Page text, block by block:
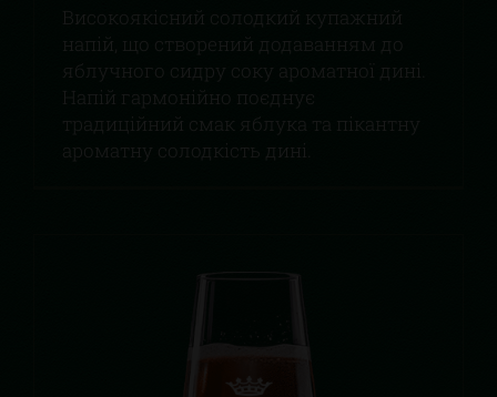
Високоякісний солодкий купажний
напій, що створений додаванням до
яблучного сидру соку ароматної дині.
Напій гармонійно поєднує
традиційний смак яблука та пікантну
ароматну солодкість дині.